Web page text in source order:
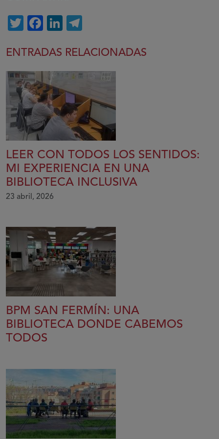
TwitterFacebook
LinkedIn
ENTRADAS RELACIONADAS
LEER CON TODOS LOS SENTIDOS:
MI EXPERIENCIA EN UNA
BIBLIOTECA INCLUSIVA
23 abril, 2026
BPM SAN FERMÍN: UNA
BIBLIOTECA DONDE CABEMOS
TODOS